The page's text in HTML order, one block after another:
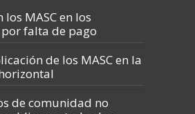
MASC en los
falta de pago
de los MASC en la
de comunidad no